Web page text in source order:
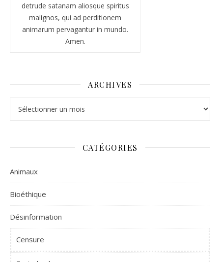
detrude satanam aliosque spiritus
malignos, qui ad perditionem
animarum pervagantur in mundo.
Amen.
ARCHIVES
CATÉGORIES
Animaux
Bioéthique
Désinformation
Censure